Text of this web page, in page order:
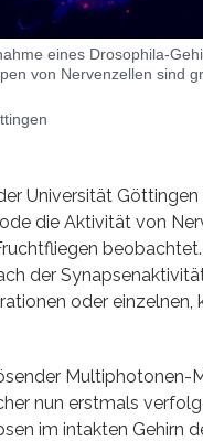
eines Drosophila-
von Nervenzellen sind
Universität
die Aktivität von
der
oder einzelnen,
Multiphotonen-
nun erstmals
im intakten Gehirn